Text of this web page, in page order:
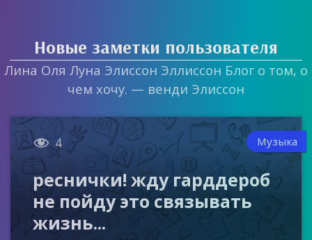
Новые заметки пользователя
Лина Оля Луна Элиссон Эллиссон Блог о том, о
чем хочу. — венди Элиссон
 4 Музыка
реснички! жду гарддероб
не пойду это связывать
жизнь...